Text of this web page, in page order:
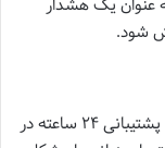
شود.
ایربی ان بی برای مواقع اضطراری و حل اختلافات، پشتیبانی ۲۴ ساعته در